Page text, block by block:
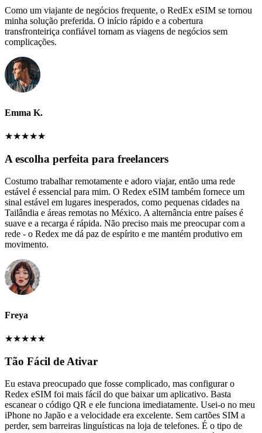
Como um viajante de negócios frequente, o RedEx eSIM se tornou
minha solução preferida. O início rápido e a cobertura
transfronteiriça confiável tornam as viagens de negócios sem
complicações.
Emma K.
★★★★★
A escolha perfeita para freelancers
Costumo trabalhar remotamente e adoro viajar, então uma rede
estável é essencial para mim. O Redex eSIM também fornece um
sinal estável em lugares inesperados, como pequenas cidades na
Tailândia e áreas remotas no México. A alternância entre países é
suave e a recarga é rápida. Não preciso mais me preocupar com a
rede - o Redex me dá paz de espírito e me mantém produtivo em
movimento.
Freya
★★★★★
Tão Fácil de Ativar
Eu estava preocupado que fosse complicado, mas configurar o
Redex eSIM foi mais fácil do que baixar um aplicativo. Basta
escanear o código QR e ele funciona imediatamente. Usei-o no meu
iPhone no Japão e a velocidade era excelente. Sem cartões SIM a
perder, sem barreiras linguísticas na loja de telefones. É o tipo de